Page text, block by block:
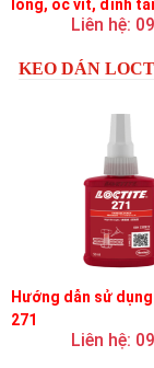
lông, ốc vít, đinh
cao, khóa vĩnh viễn
Liên hệ:
KEO DÁN
Hướng dẫn sử
271
Liên hệ: